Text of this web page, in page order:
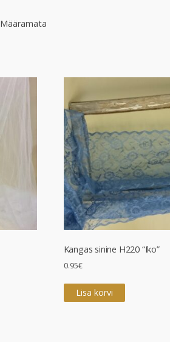
Määramata
Kangas sinine H220 “Iko”
0.95€
Lisa korvi